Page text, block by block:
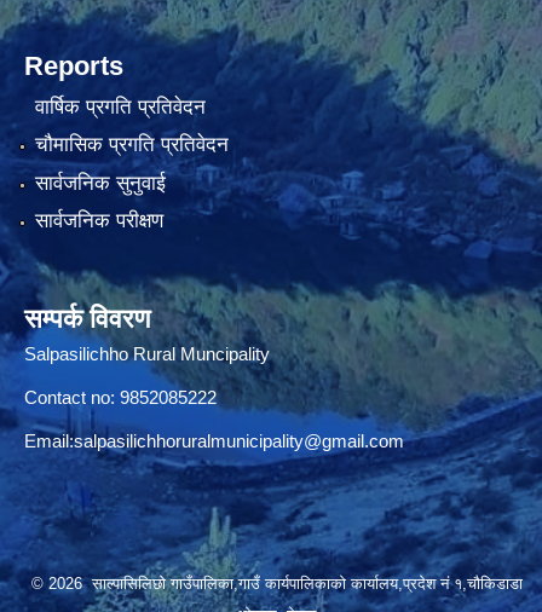
Reports
वार्षिक प्रगति प्रतिवेदन
चौमासिक प्रगति प्रतिवेदन
सार्वजनिक सुनुवाई
सार्वजनिक परीक्षण
सम्पर्क विवरण
Salpasilichho Rural Muncipality
Contact no: 9852085222
Email:salpasilichhoruralmunicipality@gmail.com
© 2026 साल्पासिलिछो गाउँपालिका,गाउँ कार्यपालिकाको कार्यालय,प्रदेश नं १,चौकिडाडा